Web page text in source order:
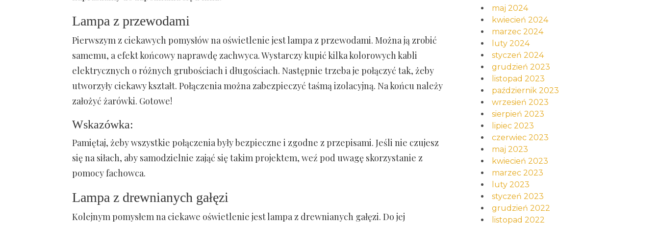
Lampa z przewodami
Pierwszym z ciekawych pomysłów na oświetlenie jest lampa z przewodami. Można ją zrobić
samemu, a efekt końcowy naprawdę zachwyca. Wystarczy kupić kilka kolorowych kabli
elektrycznych o różnych grubościach i długościach. Następnie trzeba je połączyć tak, żeby
utworzyły ciekawy kształt. Połączenia można zabezpieczyć taśmą izolacyjną. Na końcu należy
założyć żarówki. Gotowe!
Wskazówka:
Pamiętaj, żeby wszystkie połączenia były bezpieczne i zgodne z przepisami. Jeśli nie czujesz
się na siłach, aby samodzielnie zająć się takim projektem, weź pod uwagę skorzystanie z
pomocy fachowca.
Lampa z drewnianych gałęzi
Kolejnym pomysłem na ciekawe oświetlenie jest lampa z drewnianych gałęzi. Do jej
maj 2024
kwiecień 2024
marzec 2024
luty 2024
styczeń 2024
grudzień 2023
listopad 2023
październik 2023
wrzesień 2023
sierpień 2023
lipiec 2023
czerwiec 2023
maj 2023
kwiecień 2023
marzec 2023
luty 2023
styczeń 2023
grudzień 2022
listopad 2022